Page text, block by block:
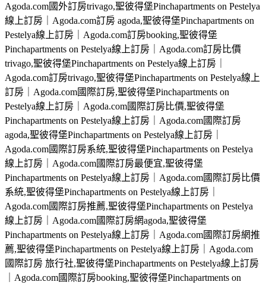
Agoda.com國外訂房trivago,聖彼得堡Pinchapartments on Pestelya
線上訂房｜Agoda.com訂房 agoda,聖彼得堡Pinchapartments on
Pestelya線上訂房｜Agoda.com訂房booking,聖彼得堡
Pinchapartments on Pestelya線上訂房｜Agoda.com訂房比價
trivago,聖彼得堡Pinchapartments on Pestelya線上訂房｜
Agoda.com訂房trivago,聖彼得堡Pinchapartments on Pestelya線上
訂房｜Agoda.com國際訂房,聖彼得堡Pinchapartments on
Pestelya線上訂房｜Agoda.com國際訂房比價,聖彼得堡
Pinchapartments on Pestelya線上訂房｜Agoda.com國際訂房
agoda,聖彼得堡Pinchapartments on Pestelya線上訂房｜
Agoda.com國際訂房系統,聖彼得堡Pinchapartments on Pestelya
線上訂房｜Agoda.com國際訂房最便宜,聖彼得堡
Pinchapartments on Pestelya線上訂房｜Agoda.com國際訂房比價
系統,聖彼得堡Pinchapartments on Pestelya線上訂房｜
Agoda.com國際訂房推薦,聖彼得堡Pinchapartments on Pestelya
線上訂房｜Agoda.com國際訂房網agoda,聖彼得堡
Pinchapartments on Pestelya線上訂房｜Agoda.com國際訂房網推
薦,聖彼得堡Pinchapartments on Pestelya線上訂房｜Agoda.com
國際訂房 旅行社,聖彼得堡Pinchapartments on Pestelya線上訂房
｜Agoda.com國際訂房booking,聖彼得堡Pinchapartments on